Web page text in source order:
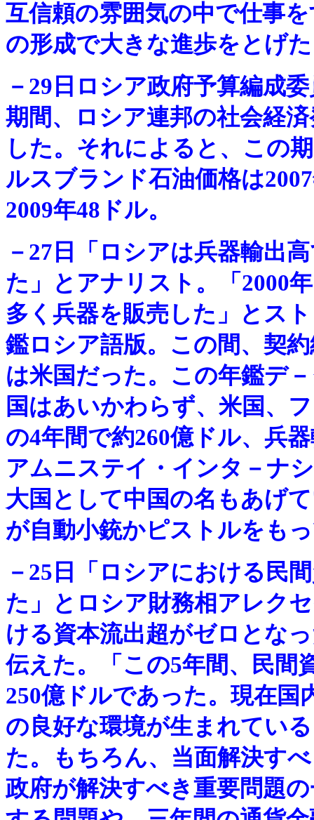
互信頼の雰囲気の中で仕事
の形成で大きな進歩をとげ
－ 29日ロシア政府予算編成
期間、ロシア連邦の社会経
した。それによると、この
ルスブランド石油価格は
2009年48ドル。
－ 27日「ロシアは兵器輸出
た」とアナリスト。「2000
多く兵器を販売した」とス
鑑ロシア語版。この間、契
は米国だった。この年鑑デ
国はあいかわらず、米国、
の4年間で約260億ドル、兵
アムニステイ・インタ－ナ
大国として中国の名もあげ
が自動小銃かピストルをも
－ 25日「ロシアにおける民
た」とロシア財務相アレク
ける資本流出超がゼロとな
伝えた。「この5年間、民間
250億ドルであった。現在
の良好な環境が生まれてい
た。もちろん、当面解決す
政府が解決すべき重要問題